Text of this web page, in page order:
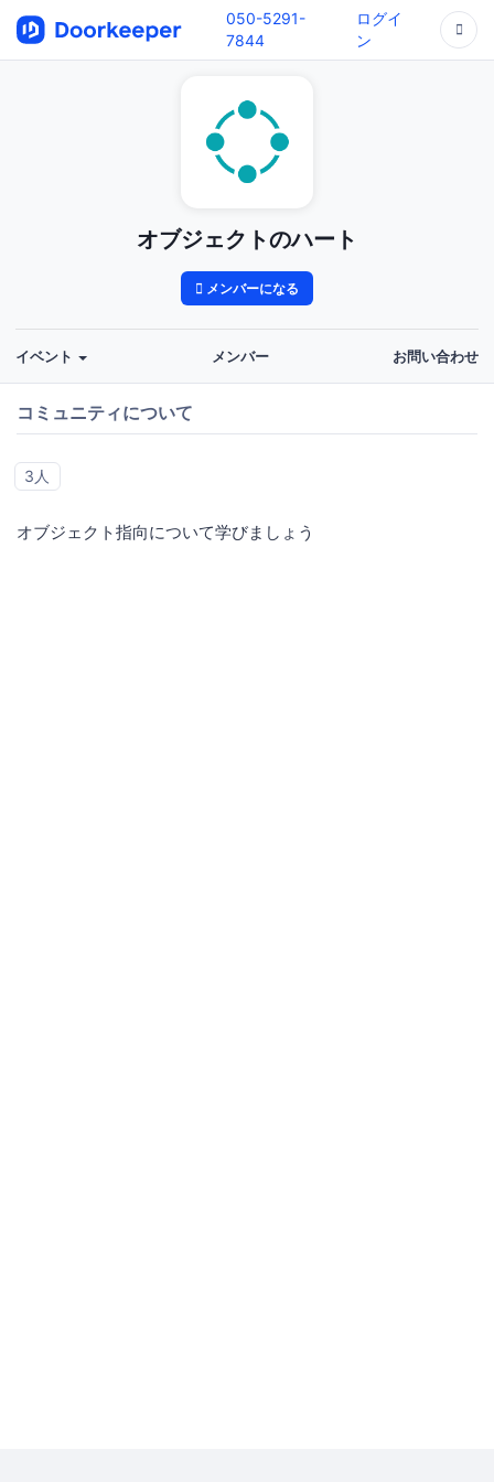
050-5291-
7844
ログイ
ン
オブジェクトのハート
メンバーになる
イベント メンバー お問い合わせ
コミュニティについて
3人
オブジェクト指向について学びましょう